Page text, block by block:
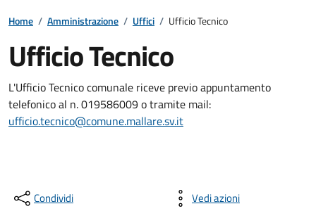
Home / Amministrazione / Uffici / Ufficio Tecnico
Ufficio Tecnico
L'Ufficio Tecnico comunale riceve previo appuntamento
telefonico al n. 019586009 o tramite mail:
ufficio.tecnico@comune.mallare.sv.it
Condividi Vedi azioni